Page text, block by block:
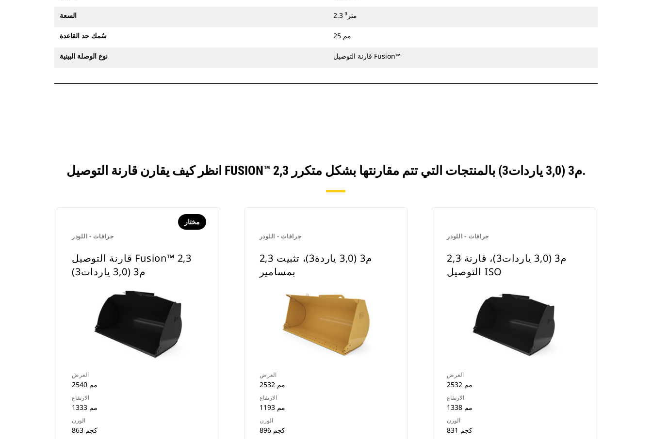
السعة 2.3 متر³
سُمك حد القاعدة 25 مم
نوع الوصلة البينية قارنة التوصيل Fusion™
انظر كيف يقارن قارنة التوصيل FUSION™ 2,3 م3 (3,0 ياردات3) بالمنتجات التي تتم مقارنتها بشكل متكرر.
جرافات - اللودر
مختار
قارنة التوصيل Fusion™ 2,3
م3 (3,0 ياردات3)
العرض
2540 مم
الارتفاع
1333 مم
الوزن
863 كجم
جرافات - اللودر
2,3 م3 (3,0 ياردة3)، تثبيت
بمسامير
العرض
2532 مم
الارتفاع
1193 مم
الوزن
896 كجم
جرافات - اللودر
2,3 م3 (3,0 ياردات3)، قارنة
التوصيل ISO
العرض
2532 مم
الارتفاع
1338 مم
الوزن
831 كجم